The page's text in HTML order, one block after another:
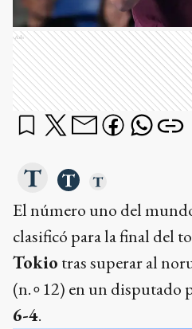
Ads
El número uno del
clasificó para la final del
Tokio tras superar al
(n.∘12) en un disputado
6-4.